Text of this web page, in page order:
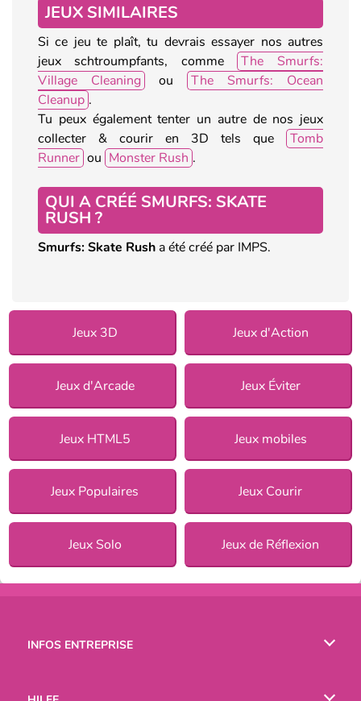
JEUX SIMILAIRES
Si ce jeu te plaît, tu devrais essayer nos autres
jeux schtroumpfants, comme
The Smurfs:
Village Cleaning
ou
The Smurfs: Ocean
Cleanup .
Tu peux également tenter un autre de nos jeux
collecter & courir en 3D tels que
Tomb
Runner ou Monster Rush .
QUI A CRÉÉ SMURFS: SKATE
RUSH ?
Smurfs: Skate Rush a été créé par IMPS.
Jeux 3D Jeux d'Action
Jeux d'Arcade Jeux Éviter
Jeux HTML5 Jeux mobiles
Jeux Populaires Jeux Courir
Jeux Solo Jeux de Réflexion
INFOS ENTREPRISE